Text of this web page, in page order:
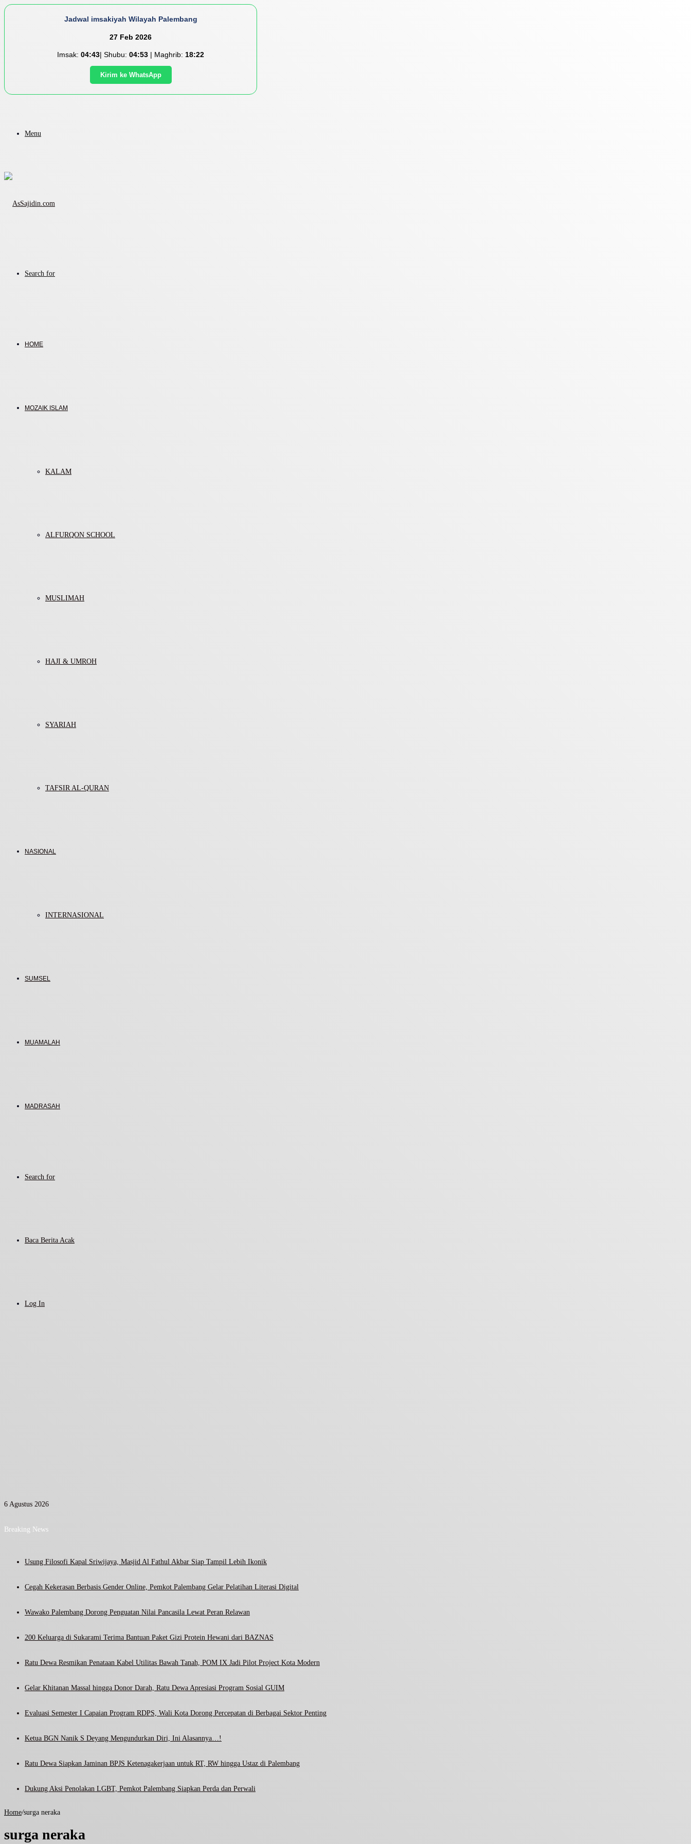
Jadwal imsakiyah Wilayah Palembang
27 Feb 2026
Imsak: 04:43| Shubu: 04:53 | Maghrib: 18:22
Kirim ke WhatsApp
Menu
Search for
HOME
MOZAIK ISLAM
KALAM
ALFURQON SCHOOL
MUSLIMAH
HAJI & UMROH
SYARIAH
TAFSIR AL-QURAN
NASIONAL
INTERNASIONAL
SUMSEL
MUAMALAH
MADRASAH
Search for
Baca Berita Acak
Log In
6 Agustus 2026
Breaking News
Usung Filosofi Kapal Sriwijaya, Masjid Al Fathul Akbar Siap Tampil Lebih Ikonik
Cegah Kekerasan Berbasis Gender Online, Pemkot Palembang Gelar Pelatihan Literasi Digital
Wawako Palembang Dorong Penguatan Nilai Pancasila Lewat Peran Relawan
200 Keluarga di Sukarami Terima Bantuan Paket Gizi Protein Hewani dari BAZNAS
Ratu Dewa Resmikan Penataan Kabel Utilitas Bawah Tanah, POM IX Jadi Pilot Project Kota Modern
Gelar Khitanan Massal hingga Donor Darah, Ratu Dewa Apresiasi Program Sosial GUIM
Evaluasi Semester I Capaian Program RDPS, Wali Kota Dorong Percepatan di Berbagai Sektor Penting
Ketua BGN Nanik S Deyang Mengundurkan Diri, Ini Alasannya…!
Ratu Dewa Siapkan Jaminan BPJS Ketenagakerjaan untuk RT, RW hingga Ustaz di Palembang
Dukung Aksi Penolakan LGBT, Pemkot Palembang Siapkan Perda dan Perwali
Home/surga neraka
surga neraka